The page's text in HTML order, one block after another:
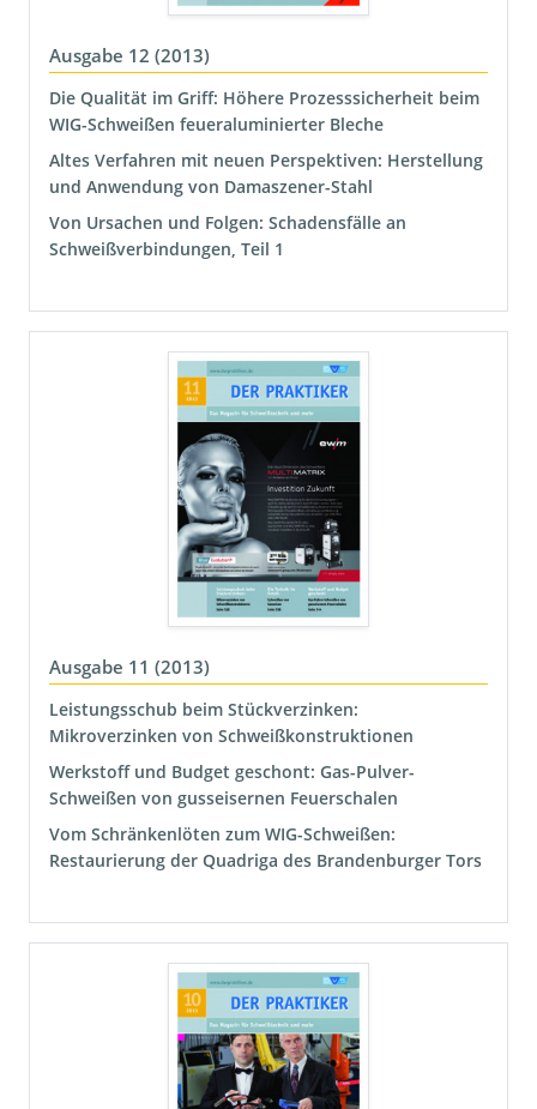
Ausgabe 12 (2013)
Die Qualität im Griff: Höhere Prozesssicherheit beim
WIG-Schweißen feueraluminierter Bleche
Altes Verfahren mit neuen Perspektiven: Herstellung
und Anwendung von Damaszener-Stahl
Von Ursachen und Folgen: Schadensfälle an
Schweißverbindungen, Teil 1
Ausgabe 11 (2013)
Leistungsschub beim Stückverzinken:
Mikroverzinken von Schweißkonstruktionen
Werkstoff und Budget geschont: Gas-Pulver-
Schweißen von gusseisernen Feuerschalen
Vom Schränkenlöten zum WIG-Schweißen:
Restaurierung der Quadriga des Brandenburger Tors